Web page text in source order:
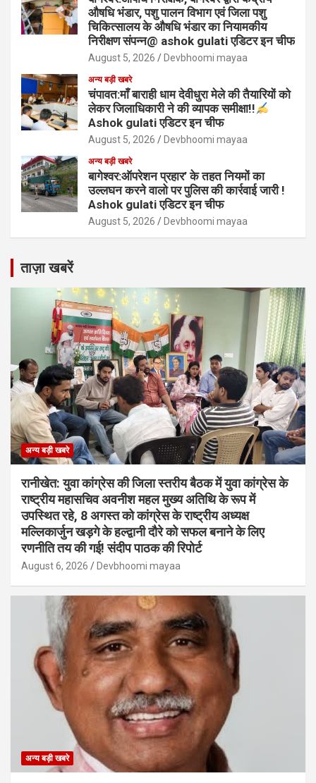
औषधि भंडार, पशु पालन विभाग एवं जिला पशु
चिकित्सालय के औषधि भंडार का नियामकीय
निरीक्षण संपन्न@ ashok gulati एडिटर इन चीफ
August 5, 2026 Devbhoomi mayaa
अन्य बड़ी खबरे
चंपावत:माँ बाराही धाम देवीधुरा मेले की तैयारियों को
लेकर जिलाधिकारी ने की व्यापक समीक्षा!!
Ashok gulati एडिटर इन चीफ
August 5, 2026 Devbhoomi mayaa
अन्य बड़ी खबरे
बागेश्वर:ऑपरेशन प्रहार’ के तहत नियमों का
उल्लघन करने वालो पर पुलिस की कार्रवाई जारी !
Ashok gulati एडिटर इन चीफ
August 5, 2026 Devbhoomi mayaa
ताज़ा खबरें
अन्य बड़ी खबरे
रानीखेत: युवा कांग्रेस की जिला स्तरीय बैठक में युवा कांग्रेस के
राष्ट्रीय महासचिव अवनीश महल मुख्य अतिथि के रूप में
उपस्थित रहे, 8 अगस्त को कांग्रेस के राष्ट्रीय अध्यक्ष
मल्लिकार्जुन खड़गे के हल्द्वानी दौरे को सफल बनाने के लिए
रणनीति तय की गई! संदीप पाठक की रिपोर्ट
August 6, 2026 Devbhoomi mayaa
अन्य बड़ी खबरे